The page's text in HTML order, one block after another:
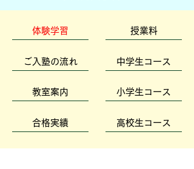
体験学習
ご入塾の流れ
教室案内
合格実績
授業料
中学生コース
小学生コース
高校生コース